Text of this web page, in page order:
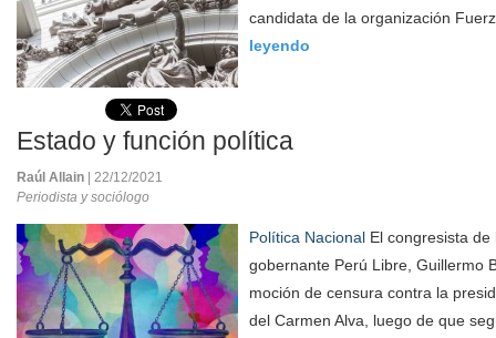
candidata de la organización
leyendo
Estado y función política
Raúl Allain
| 22/12/2021
Periodista y sociólogo
Política Nacional El congresista
gobernante Perú Libre, Guillermo
moción de censura contra la
del Carmen Alva, luego de que